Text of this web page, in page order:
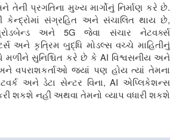
તેની પ્રગતિના મુખ્ય માર્ગોનું નિર્માણ કરે છે.
કેન્દ્રોમાં સંગ્રહિત અને સંચાલિત થાય છે,
અને5Gજેવા સંચાર નેટવર્ક્સ
અને કૃત્રિમ બુદ્ધિ મોડલ્સ વચ્ચે માહિતીનું
સુનિશ્ચિત કરે છે કે AI વિશ્વસનીય અને
વપરાશકર્તાઓ જ્યાં પણ હોય ત્યાં તેમના
અને ડેટા સેન્ટર વિના, AIએપ્લિકેશન્સ
શકશે નહીં અથવા તેમનો વ્યાપ વધારી શકશે